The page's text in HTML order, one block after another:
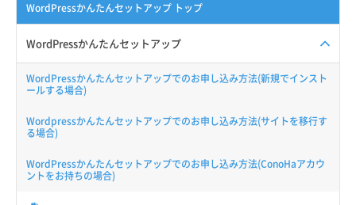
WordPressかんたんセットアップ トップ
WordPressかんたんセットアップ
WordPressかんたんセットアップでのお申し込み方法(新規でインスト
ールする場合)
Wordpressかんたんセットアップでのお申し込み方法(サイトを移行す
る場合)
WordPressかんたんセットアップでのお申し込み方法(ConoHaアカウ
ントをお持ちの場合)